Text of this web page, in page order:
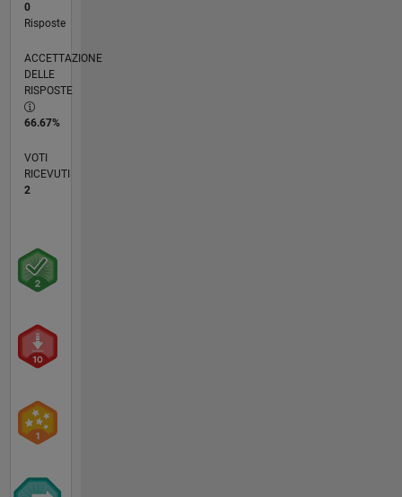
0
Risposte
ACCETTAZIONE
DELLE
RISPOSTE
66.67%
VOTI
RICEVUTI
2